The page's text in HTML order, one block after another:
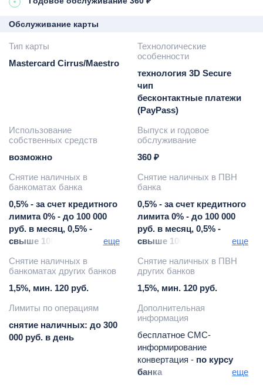
Обслуживание карты
Тип карты
Mastercard Cirrus/Maestro
Технологические
особенности
технология 3D Secure
чип
бесконтактные платежи
(PayPass)
Использование
собственных средств
возможно
Выпуск и годовое
обслуживание
360 ₽
Снятие наличных в
банкоматах банка
0,5% - за счет кредитного
лимита 0% - до 100 000
руб. в месяц, 0,5% -
свыше 100 000 руб. в
собственных средств
еще
Снятие наличных в ПВН
банка
0,5% - за счет кредитного
лимита 0% - до 100 000
руб. в месяц, 0,5% -
свыше 100 000 руб. в
собственных средств
еще
Снятие наличных в
банкоматах других банков
1,5%, мин. 120 руб.
Снятие наличных в ПВН
других банков
1,5%, мин. 120 руб.
Лимиты по операциям
снятие наличных: до 300
000 руб. в день
Дополнительная
информация
бесплатное СМС-
информирование
конвертация - по курсу
банка
еще